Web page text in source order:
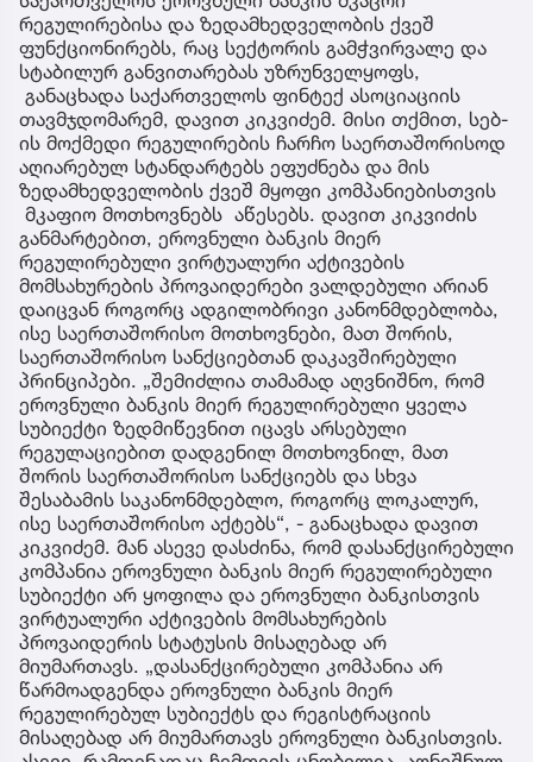
რეგულირებისა და ზედამხედველობის ქვეშ
ფუნქციონირებს, რაც სექტორის გამჭვირვალე და
სტაბილურ განვითარებას უზრუნველყოფს,
განაცხადა საქართველოს ფინტექ ასოციაციის
თავმჯდომარემ, დავით კიკვიძემ. მისი თქმით, სებ-
ის მოქმედი რეგულირების ჩარჩო საერთაშორისოდ
აღიარებულ სტანდარტებს ეფუძნება და მის
ზედამხედველობის ქვეშ მყოფი კომპანიებისთვის
მკაფიო მოთხოვნებს აწესებს. დავით კიკვიძის
განმარტებით, ეროვნული ბანკის მიერ
რეგულირებული ვირტუალური აქტივების
მომსახურების პროვაიდერები ვალდებული არიან
დაიცვან როგორც ადგილობრივი კანონმდებლობა,
ისე საერთაშორისო მოთხოვნები, მათ შორის,
საერთაშორისო სანქციებთან დაკავშირებული
პრინციპები. „შემიძლია თამამად აღვნიშნო, რომ
ეროვნული ბანკის მიერ რეგულირებული ყველა
სუბიექტი ზედმიწევნით იცავს არსებული
რეგულაციებით დადგენილ მოთხოვნილ, მათ
შორის საერთაშორისო სანქციებს და სხვა
შესაბამის საკანონმდებლო, როგორც ლოკალურ,
ისე საერთაშორისო აქტებს“, - განაცხადა დავით
კიკვიძემ. მან ასევე დასძინა, რომ დასანქცირებული
კომპანია ეროვნული ბანკის მიერ რეგულირებული
სუბიექტი არ ყოფილა და ეროვნული ბანკისთვის
ვირტუალური აქტივების მომსახურების
პროვაიდერის სტატუსის მისაღებად არ
მიუმართავს. „დასანქცირებული კომპანია არ
წარმოადგენდა ეროვნული ბანკის მიერ
რეგულირებულ სუბიექტს და რეგისტრაციის
მისაღებად არ მიუმართავს ეროვნული ბანკისთვის.